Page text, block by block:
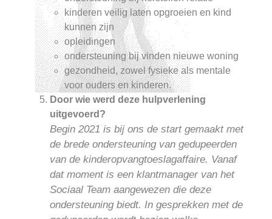
kinderen veilig laten opgroeien en kind
kunnen zijn
opleidingen
ondersteuning bij vinden nieuwe woning
gezondheid, zowel fysieke als mentale
voor ouders en kinderen.
Door wie werd deze hulpverlening
uitgevoerd?
Begin 2021 is bij ons de start gemaakt met
de brede ondersteuning van gedupeerden
van de kinderopvangtoeslagaffaire. Vanaf
dat moment is een klantmanager van het
Sociaal Team aangewezen die deze
ondersteuning biedt. In gesprekken met de